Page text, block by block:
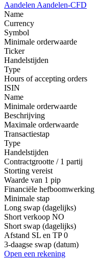
Aandelen Aandelen-CFD
Name
Currency
Symbol
Minimale orderwaarde
Ticker
Handelstijden
Type
Hours of accepting orders
ISIN
Name
Minimale orderwaarde
Beschrijving
Maximale orderwaarde
Transactiestap
Type
Handelstijden
Contractgrootte / 1 partij
Storting vereist
Waarde van 1 pip
Financiële hefboomwerking
Minimale stap
Long swap (dagelijks)
Short verkoop NO
Short swap (dagelijks)
Afstand SL en TP 0
3-daagse swap (datum)
Open een rekening